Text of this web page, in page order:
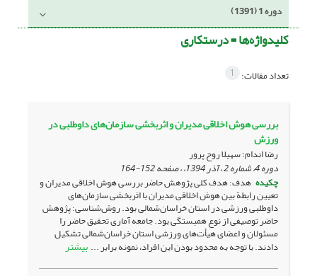
دوره 1 (1391)
کلیدواژه‌ها =درستکاری
تعداد مقالات: 1
بررسی هوش اخلاقی مدیران و اثربخشی سازمان‌های داوطلبی در
ورزش
رضا اندام؛ سهیلا روح پرور
دوره 4، شماره 2 ، آذر 1394، ، صفحه
152-164
چکیده هدف: هدف کلی پژوهش حاضر بررسی هوش اخلاقی مدیران و
تعیین رابطة بین هوش اخلاقی مدیران با اثربخشی سازمان‌های
داوطلبی ورزشی در استان خراسان‌‌شمالی بود. روش‌شناسی: پژوهش
حاضر توصیفی از نوع همبستگی بود. جامعه آماری تحقیق حاضر را
مسئولان و اعضای هیأت‌های ورزشی استان خراسان‌شمالی تشکیل
دادند. با توجه به محدود بودن این افراد، نمونه برابر ... بیشتر